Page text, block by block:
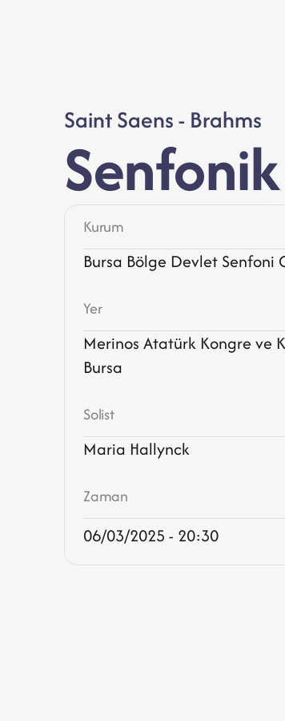
Saint Saens - Brahms
Kurum
Bursa Bölge Devlet Senfoni
Yer
Merinos Atatürk Kongre ve
Bursa
Solist
Maria Hallynck
Zaman
06/03/2025 - 20:30